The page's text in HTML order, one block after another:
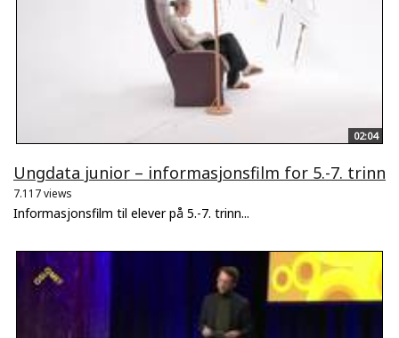
02:04
Ungdata junior – informasjonsfilm for 5.-7. trinn
7.117 views
Informasjonsfilm til elever på 5.-7. trinn...